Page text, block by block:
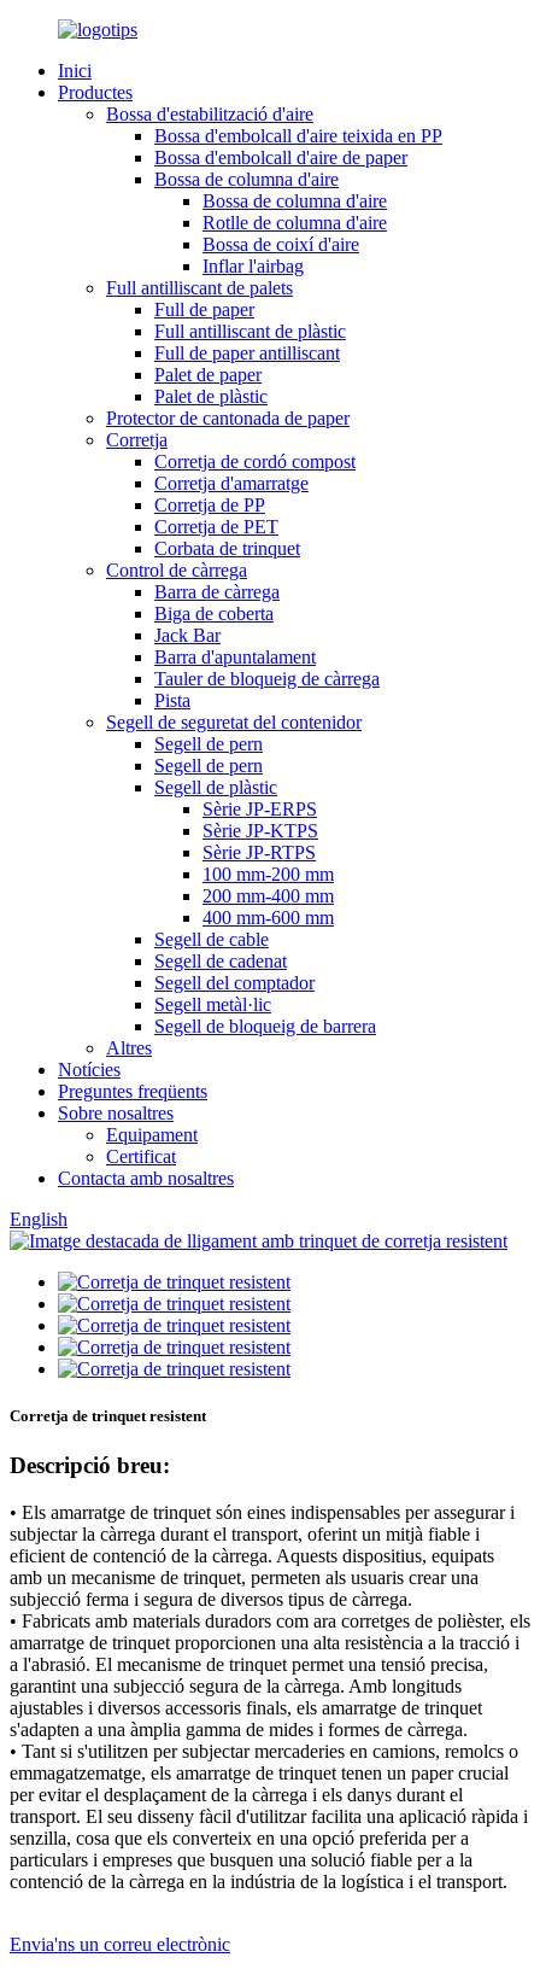
Inici
Productes
Bossa d'estabilització d'aire
Bossa d'embolcall d'aire teixida en PP
Bossa d'embolcall d'aire de paper
Bossa de columna d'aire
Bossa de columna d'aire
Rotlle de columna d'aire
Bossa de coixí d'aire
Inflar l'airbag
Full antilliscant de palets
Full de paper
Full antilliscant de plàstic
Full de paper antilliscant
Palet de paper
Palet de plàstic
Protector de cantonada de paper
Corretja
Corretja de cordó compost
Corretja d'amarratge
Corretja de PP
Corretja de PET
Corbata de trinquet
Control de càrrega
Barra de càrrega
Biga de coberta
Jack Bar
Barra d'apuntalament
Tauler de bloqueig de càrrega
Pista
Segell de seguretat del contenidor
Segell de pern
Segell de pern
Segell de plàstic
Sèrie JP-ERPS
Sèrie JP-KTPS
Sèrie JP-RTPS
100 mm-200 mm
200 mm-400 mm
400 mm-600 mm
Segell de cable
Segell de cadenat
Segell del comptador
Segell metàl·lic
Segell de bloqueig de barrera
Altres
Notícies
Preguntes freqüents
Sobre nosaltres
Equipament
Certificat
Contacta amb nosaltres
English
Corretja de trinquet resistent
Descripció breu:
• Els amarratge de trinquet són eines indispensables per assegurar i
subjectar la càrrega durant el transport, oferint un mitjà fiable i
eficient de contenció de la càrrega. Aquests dispositius, equipats
amb un mecanisme de trinquet, permeten als usuaris crear una
subjecció ferma i segura de diversos tipus de càrrega.
• Fabricats amb materials duradors com ara corretges de polièster, els
amarratge de trinquet proporcionen una alta resistència a la tracció i
a l'abrasió. El mecanisme de trinquet permet una tensió precisa,
garantint una subjecció segura de la càrrega. Amb longituds
ajustables i diversos accessoris finals, els amarratge de trinquet
s'adapten a una àmplia gamma de mides i formes de càrrega.
• Tant si s'utilitzen per subjectar mercaderies en camions, remolcs o
emmagatzematge, els amarratge de trinquet tenen un paper crucial
per evitar el desplaçament de la càrrega i els danys durant el
transport. El seu disseny fàcil d'utilitzar facilita una aplicació ràpida i
senzilla, cosa que els converteix en una opció preferida per a
particulars i empreses que busquen una solució fiable per a la
contenció de la càrrega en la indústria de la logística i el transport.
Envia'ns un correu electrònic